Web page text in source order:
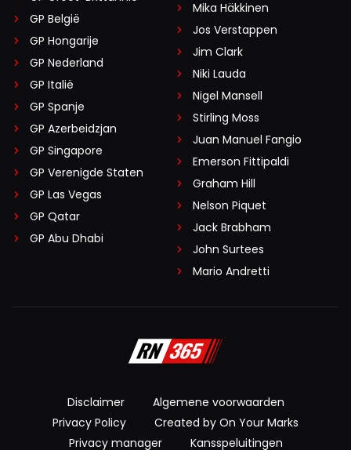
GP België
GP Hongarije
GP Nederland
GP Italië
GP Spanje
GP Azerbeidzjan
GP Singapore
GP Verenigde Staten
GP Las Vegas
GP Qatar
GP Abu Dhabi
Mika Häkkinen
Jos Verstappen
Jim Clark
Niki Lauda
Nigel Mansell
Stirling Moss
Juan Manuel Fangio
Emerson Fittipaldi
Graham Hill
Nelson Piquet
Jack Brabham
John Surtees
Mario Andretti
Disclaimer
Algemene voorwaarden
Privacy Policy
Created by On Your Marks
Privacy manager
Kansspeluitingen